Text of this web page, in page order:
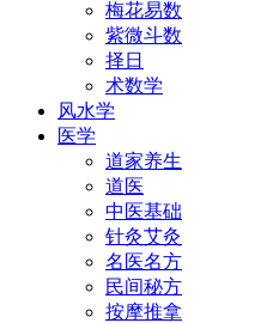
梅花易数
紫微斗数
择日
术数学
风水学
医学
道家养生
道医
中医基础
针灸艾灸
名医名方
民间秘方
按摩推拿